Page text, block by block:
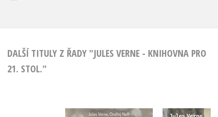
DALŠÍ TITULY Z ŘADY "JULES VERNE - KNIHOVNA PRO
21. STOL."